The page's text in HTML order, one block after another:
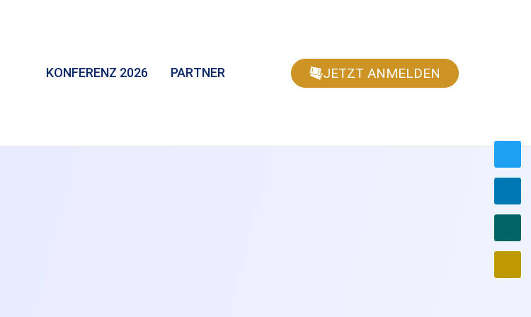
KONFERENZ 2026 PARTNER JETZT ANMELDEN